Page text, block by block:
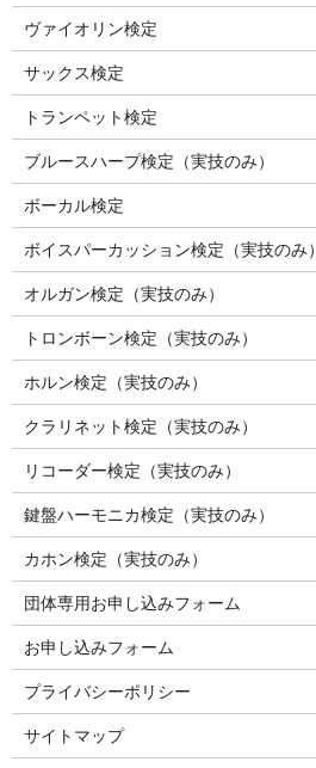
ヴァイオリン検定
サックス検定
トランペット検定
ブルースハープ検定（実技のみ）
ボーカル検定
ボイスパーカッション検定（実技のみ）
オルガン検定（実技のみ）
トロンボーン検定（実技のみ）
ホルン検定（実技のみ）
クラリネット検定（実技のみ）
リコーダー検定（実技のみ）
鍵盤ハーモニカ検定（実技のみ）
カホン検定（実技のみ）
団体専用お申し込みフォーム
お申し込みフォーム
プライバシーポリシー
サイトマップ